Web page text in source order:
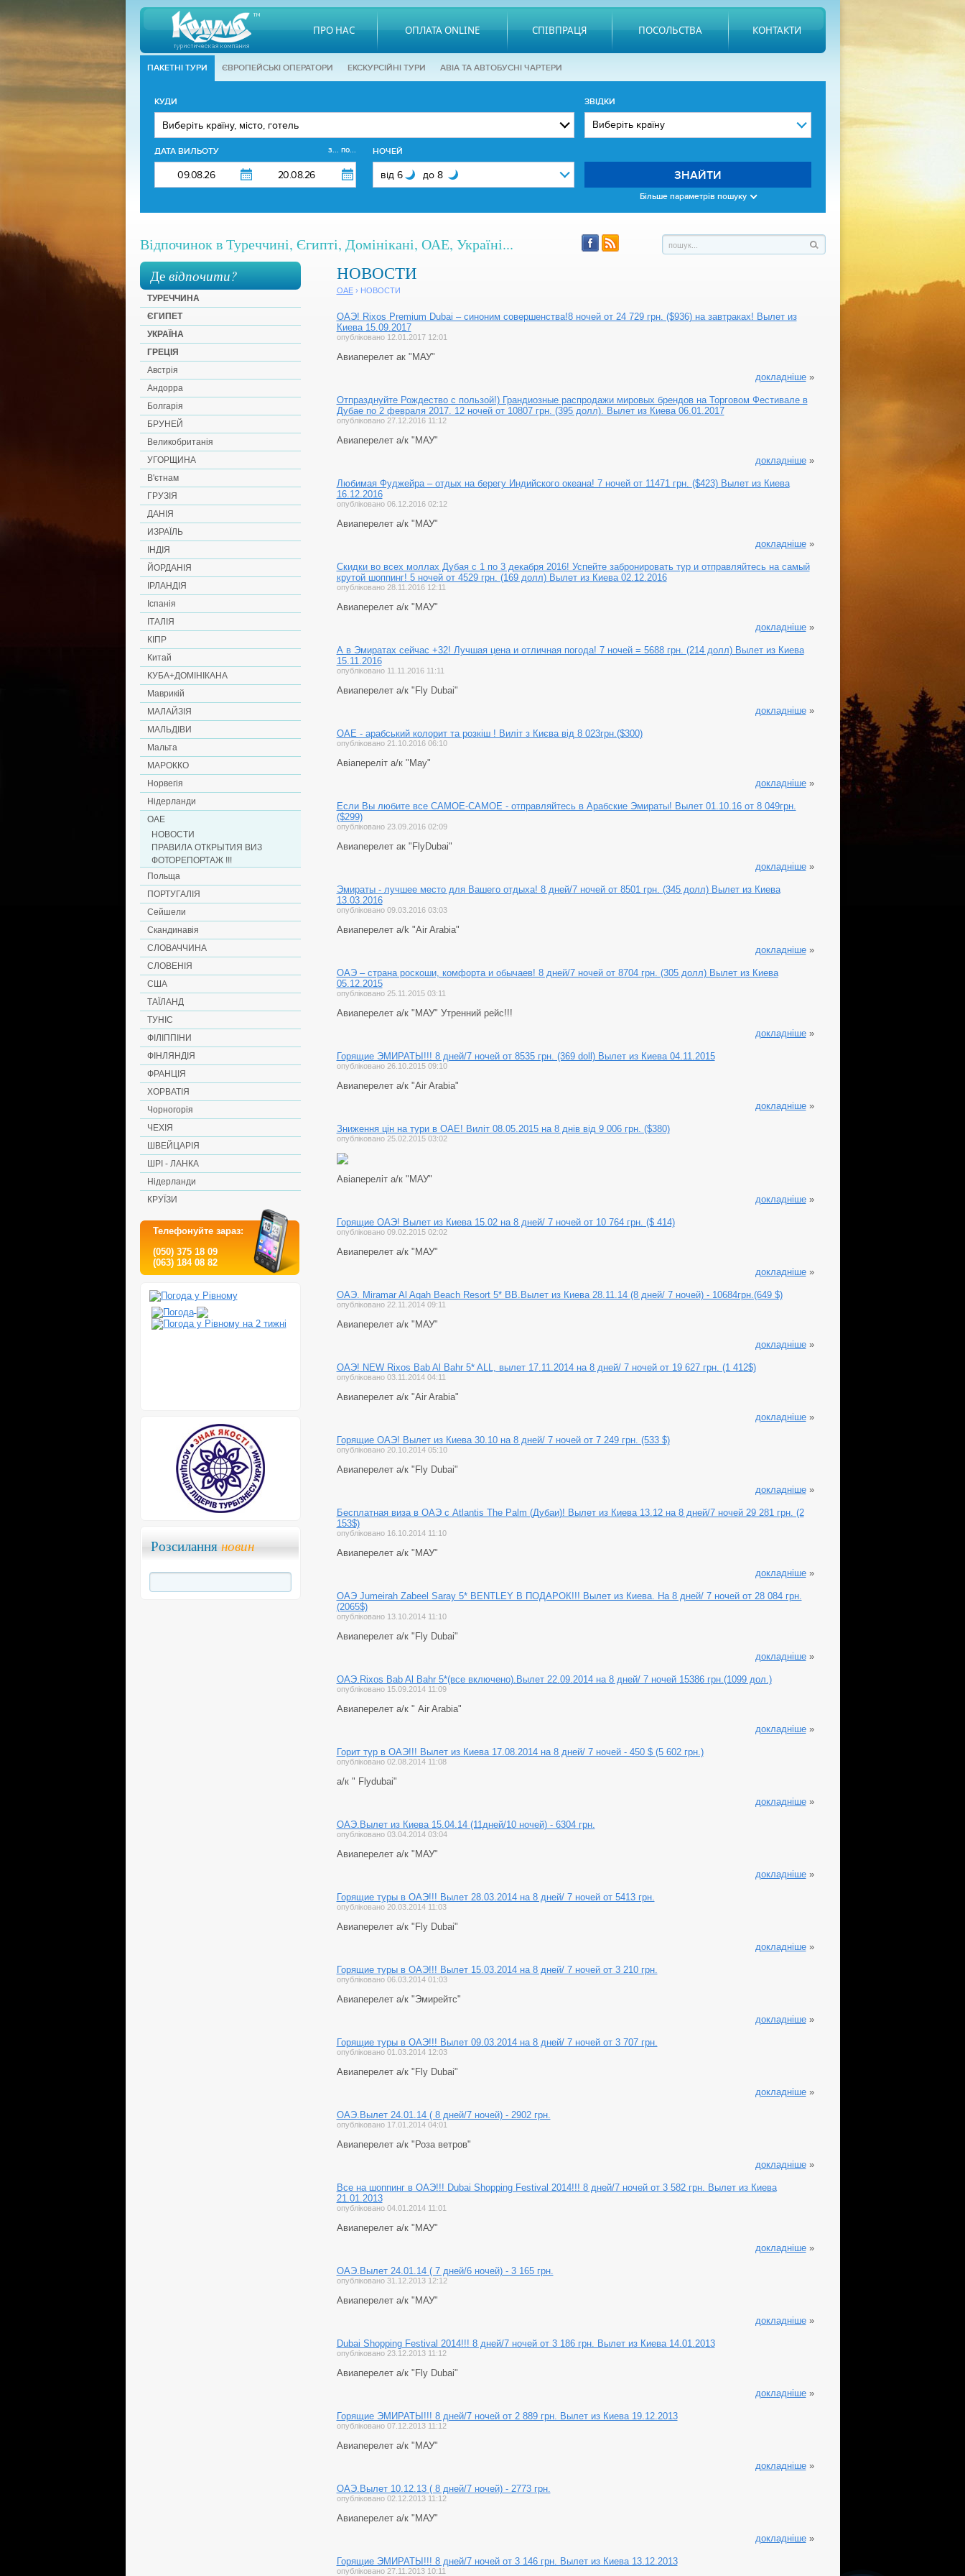
ПРО НАС ОПЛАТА ONLINE СПІВПРАЦЯ ПОСОЛЬСТВА КОНТАКТИ
ПАКЕТНІ ТУРИ ЄВРОПЕЙСЬКІ ОПЕРАТОРИ EКСКУРСІЙНІ ТУРИ АВІА ТА АВТОБУСНІ ЧАРТЕРИ
КУДИ
ДАТА ВИЛЬОТУ з... по... НОЧЕЙ
ЗВІДКИ
ЗНАЙТИ
Більше параметрів пошуку
Відпочинок в Туреччині, Єгипті, Домінікані, ОАЕ, Україні...
Девідпочити?
ТУРЕЧЧИНА
ЄГИПЕТ
УКРАЇНА
ГРЕЦІЯ
Австрія
Андорра
Болгарія
БРУНЕЙ
Великобританія
УГОРЩИНА
В'єтнам
ГРУЗІЯ
ДАНІЯ
ИЗРАЇЛЬ
ІНДІЯ
ЙОРДАНІЯ
ІРЛАНДІЯ
Іспанія
ІТАЛІЯ
КІПР
Китай
КУБА+ДОМІНІКАНА
Маврикій
МАЛАЙЗІЯ
МАЛЬДІВИ
Мальта
МАРОККО
Норвегія
Нідерланди
ОАЕ
НОВОСТИ
ПРАВИЛА ОТКРЫТИЯ ВИЗ
ФОТОРЕПОРТАЖ !!!
Польща
ПОРТУГАЛІЯ
Сейшели
Скандинавія
СЛОВАЧЧИНА
СЛОВЕНІЯ
США
ТАЇЛАНД
ТУНІС
ФІЛІППІНИ
ФІНЛЯНДІЯ
ФРАНЦІЯ
ХОРВАТІЯ
Чорногорія
ЧЕХІЯ
ШВЕЙЦАРІЯ
ШРІ - ЛАНКА
Нідерланди
КРУЇЗИ
Телефонуйте зараз:
(050) 375 18 09
(063) 184 08 82
Розсилання новин
НОВОСТИ
ОАЕ› НОВОСТИ
ОАЭ! Rixos Premium Dubai – синоним совершенства!8 ночей от 24 729 грн. ($936) на завтраках! Вылет из
Киева 15.09.2017
опубліковано 12.01.2017 12:01
Авиаперелет ак "МАУ"
докладніше»
Отпразднуйте Рождество с пользой!) Грандиозные распродажи мировых брендов на Торговом Фестивале в
Дубае по 2 февраля 2017. 12 ночей от 10807 грн. (395 долл). Вылет из Киева 06.01.2017
опубліковано 27.12.2016 11:12
Авиаперелет а/к "МАУ"
докладніше»
Любимая Фуджейра – отдых на берегу Индийского океана! 7 ночей от 11471 грн. ($423) Вылет из Киева
16.12.2016
опубліковано 06.12.2016 02:12
Авиаперелет а/к "МАУ"
докладніше»
Скидки во всех моллах Дубая с 1 по 3 декабря 2016! Успейте забронировать тур и отправляйтесь на самый
крутой шоппинг! 5 ночей от 4529 грн. (169 долл) Вылет из Киева 02.12.2016
опубліковано 28.11.2016 12:11
Авиаперелет а/к "МАУ"
докладніше»
А в Эмиратах сейчас +32! Лучшая цена и отличная погода! 7 ночей = 5688 грн. (214 долл) Вылет из Киева
15.11.2016
опубліковано 11.11.2016 11:11
Авиаперелет а/к "Fly Dubai"
докладніше»
ОАЕ - арабський колорит та розкіш ! Виліт з Києва від 8 023грн.($300)
опубліковано 21.10.2016 06:10
Авіапереліт а/к "May"
докладніше»
Если Вы любите все САМОЕ-САМОЕ - отправляйтесь в Арабские Эмираты! Вылет 01.10.16 от 8 049грн.
($299)
опубліковано 23.09.2016 02:09
Авиаперелет ак "FlyDubai"
докладніше»
Эмираты - лучшее место для Вашего отдыха! 8 дней/7 ночей от 8501 грн. (345 долл) Вылет из Киева
13.03.2016
опубліковано 09.03.2016 03:03
Авиаперелет а/k "Air Arabia"
докладніше»
ОАЭ – страна роскоши, комфорта и обычаев! 8 дней/7 ночей от 8704 грн. (305 долл) Вылет из Киева
05.12.2015
опубліковано 25.11.2015 03:11
Авиаперелет а/к "МАУ" Утренний рейс!!!
докладніше»
Горящие ЭМИРАТЫ!!! 8 дней/7 ночей от 8535 грн. (369 doll) Вылет из Киева 04.11.2015
опубліковано 26.10.2015 09:10
Авиаперелет а/к "Air Arabia"
докладніше»
Зниження цін на тури в ОАЕ! Виліт 08.05.2015 на 8 днів від 9 006 грн. ($380)
опубліковано 25.02.2015 03:02
Авіапереліт а/к "МАУ"
докладніше»
Горящие ОАЭ! Вылет из Киева 15.02 на 8 дней/ 7 ночей от 10 764 грн. ($ 414)
опубліковано 09.02.2015 02:02
Авиаперелет а/к "МАУ"
докладніше»
ОАЭ. Miramar Al Aqah Beach Resort 5* BB.Вылет из Киева 28.11.14 (8 дней/ 7 ночей) - 10684грн.(649 $)
опубліковано 22.11.2014 09:11
Авиаперелет а/к "МАУ"
докладніше»
ОАЭ! NEW Rixos Bab Al Bahr 5* ALL, вылет 17.11.2014 на 8 дней/ 7 ночей от 19 627 грн. (1 412$)
опубліковано 03.11.2014 04:11
Авиаперелет а/к "Air Arabia"
докладніше»
Горящие ОАЭ! Вылет из Киева 30.10 на 8 дней/ 7 ночей от 7 249 грн. (533 $)
опубліковано 20.10.2014 05:10
Авиаперелет а/к "Fly Dubai"
докладніше»
Бесплатная виза в ОАЭ с Atlantis The Palm (Дубаи)! Вылет из Киева 13.12 на 8 дней/7 ночей 29 281 грн. (2
153$)
опубліковано 16.10.2014 11:10
Авиаперелет а/к "МАУ"
докладніше»
ОАЭ Jumeirah Zabeel Saray 5* BENTLEY В ПОДАРОК!!! Вылет из Киева. На 8 дней/ 7 ночей от 28 084 грн.
(2065$)
опубліковано 13.10.2014 11:10
Авиаперелет а/к "Fly Dubai"
докладніше»
ОАЭ.Rixos Bab Al Bahr 5*(все включено).Вылет 22.09.2014 на 8 дней/ 7 ночей 15386 грн.(1099 дол.)
опубліковано 15.09.2014 11:09
Авиаперелет а/к " Air Arabia"
докладніше»
Горит тур в ОАЭ!!! Вылет из Киева 17.08.2014 на 8 дней/ 7 ночей - 450 $ (5 602 грн.)
опубліковано 02.08.2014 11:08
а/к " Flydubai"
докладніше»
ОАЭ.Вылет из Киева 15.04.14 (11дней/10 ночей) - 6304 грн.
опубліковано 03.04.2014 03:04
Авиаперелет а/к "МАУ"
докладніше»
Горящие туры в ОАЭ!!! Вылет 28.03.2014 на 8 дней/ 7 ночей от 5413 грн.
опубліковано 20.03.2014 11:03
Авиаперелет а/к "Fly Dubai"
докладніше»
Горящие туры в ОАЭ!!! Вылет 15.03.2014 на 8 дней/ 7 ночей от 3 210 грн.
опубліковано 06.03.2014 01:03
Авиаперелет а/к "Эмирейтс"
докладніше»
Горящие туры в ОАЭ!!! Вылет 09.03.2014 на 8 дней/ 7 ночей от 3 707 грн.
опубліковано 01.03.2014 12:03
Авиаперелет а/к "Fly Dubai"
докладніше»
ОАЭ.Вылет 24.01.14 ( 8 дней/7 ночей) - 2902 грн.
опубліковано 17.01.2014 04:01
Авиаперелет а/к "Роза ветров"
докладніше»
Все на шоппинг в ОАЭ!!! Dubai Shopping Festival 2014!!! 8 дней/7 ночей от 3 582 грн. Вылет из Киева
21.01.2013
опубліковано 04.01.2014 11:01
Авиаперелет а/к "МАУ"
докладніше»
ОАЭ.Вылет 24.01.14 ( 7 дней/6 ночей) - 3 165 грн.
опубліковано 31.12.2013 12:12
Авиаперелет а/к "МАУ"
докладніше»
Dubai Shopping Festival 2014!!! 8 дней/7 ночей от 3 186 грн. Вылет из Киева 14.01.2013
опубліковано 23.12.2013 11:12
Авиаперелет а/к "Fly Dubai"
докладніше»
Горящие ЭМИРАТЫ!!! 8 дней/7 ночей от 2 889 грн. Вылет из Киева 19.12.2013
опубліковано 07.12.2013 11:12
Авиаперелет а/к "МАУ"
докладніше»
ОАЭ.Вылет 10.12.13 ( 8 дней/7 ночей) - 2773 грн.
опубліковано 02.12.2013 11:12
Авиаперелет а/к "МАУ"
докладніше»
Горящие ЭМИРАТЫ!!! 8 дней/7 ночей от 3 146 грн. Вылет из Киева 13.12.2013
опубліковано 27.11.2013 10:11